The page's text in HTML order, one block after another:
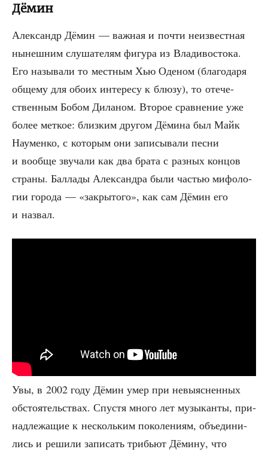
Дёмин
Алек­сандр Дёмин — важ­ная и почти неиз­вест­ная
нынеш­ним слу­ша­те­лям фигу­ра из Вла­ди­во­сто­ка.
Его назы­ва­ли то мест­ным Хью Оде­ном (бла­го­да­ря
обще­му для обо­их инте­ре­су к блю­зу), то оте­че­
ствен­ным Бобом Дила­ном. Вто­рое срав­не­ние уже
более мет­кое: близ­ким дру­гом Дёми­на был Майк
Нау­мен­ко, с кото­рым они запи­сы­ва­ли пес­ни
и вооб­ще зву­ча­ли как два бра­та с раз­ных кон­цов
стра­ны. Бал­ла­ды Алек­сандра были частью мифо­ло­
гии горо­да — «закры­то­го», как сам Дёмин его
и назвал.
Увы, в 2002 году Дёмин умер при невы­яс­нен­ных
обсто­я­тель­ствах. Спу­стя мно­го лет музы­кан­ты, при­
над­ле­жа­щие к несколь­ким поко­ле­ни­ям, объ­еди­ни­
лись и реши­ли запи­сать три­бьют Дёми­ну, что